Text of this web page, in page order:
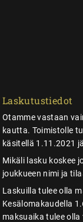
Laskutustiedot
Otamme vastaan
kautta. Toimistolle
käsitellä 1.11.2021
Mikäli lasku koskee
joukkueen nimi ja
Laskuilla tulee olla
Kesälomakaudella
maksuaika tulee